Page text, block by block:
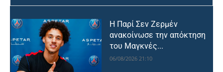
Η Παρί Σεν Ζερμέν
ανακοίνωσε την απόκτηση
του Μαγκνές...
06/08/2026 21:10